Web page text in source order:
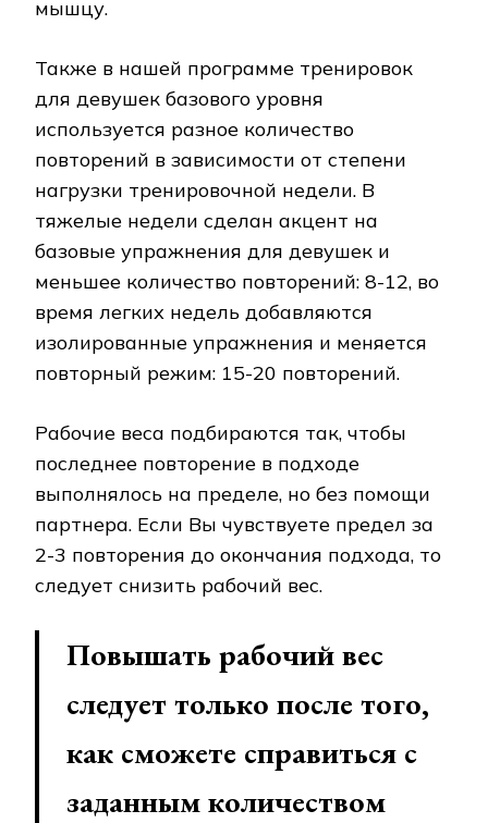
мышцу.
Также в нашей программе тренировок
для девушек базового уровня
используется разное количество
повторений в зависимости от степени
нагрузки тренировочной недели. В
тяжелые недели сделан акцент на
базовые упражнения для девушек и
меньшее количество повторений: 8-12, во
время легких недель добавляются
изолированные упражнения и меняется
повторный режим: 15-20 повторений.
Рабочие веса подбираются так, чтобы
последнее повторение в подходе
выполнялось на пределе, но без помощи
партнера. Если Вы чувствуете предел за
2-3 повторения до окончания подхода, то
следует снизить рабочий вес.
Повышать рабочий вес
следует только после того,
как сможете справиться с
заданным количеством